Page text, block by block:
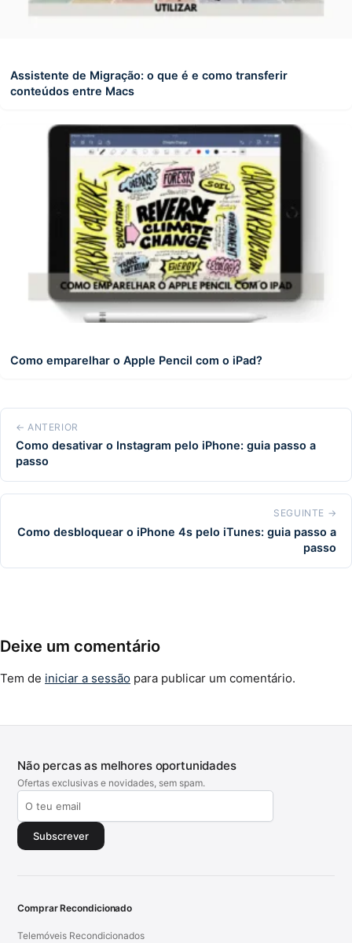
Assistente de Migração: o que é e como transferir
conteúdos entre Macs
Como emparelhar o Apple Pencil com o iPad?
← ANTERIOR
Como desativar o Instagram pelo iPhone: guia passo a
passo
SEGUINTE →
Como desbloquear o iPhone 4s pelo iTunes: guia passo a
passo
Deixe um comentário
Tem de iniciar a sessão para publicar um comentário.
Não percas as melhores oportunidades
Ofertas exclusivas e novidades, sem spam.
Subscrever
Comprar Recondicionado
Telemóveis Recondicionados